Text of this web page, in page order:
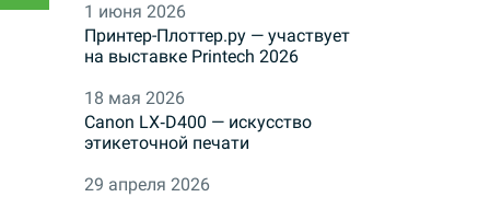
1 июня 2026
Принтер-Плоттер.ру — участвует
на выставке Printech 2026
18 мая 2026
Canon LX‑D400 — искусство
этикеточной печати
29 апреля 2026